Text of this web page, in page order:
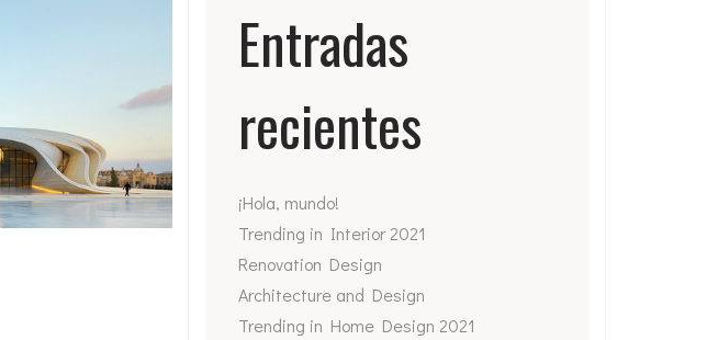
Entradas
recientes
¡Hola, mundo!
Trending in Interior 2021
Renovation Design
Architecture and Design
Trending in Home Design 2021